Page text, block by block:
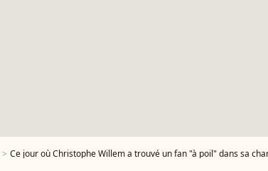
Ce jour où Christophe Willem a trouvé un fan "à poil" dans sa